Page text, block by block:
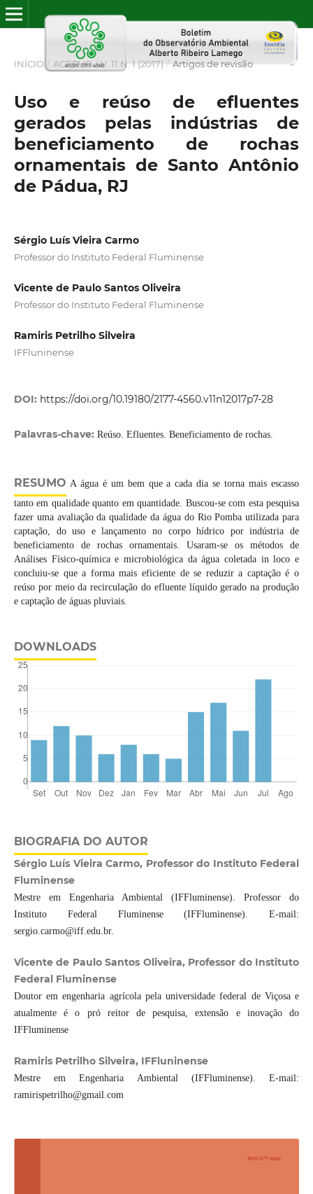
INÍCIO / ACERVO / V. 11 N. 1 (2017) / Artigos de revisão
Uso e reúso de efluentes
gerados pelas indústrias de
beneficiamento de rochas
ornamentais de Santo Antônio
de Pádua, RJ
Sérgio Luís Vieira Carmo
Professor do Instituto Federal Fluminense
Vicente de Paulo Santos Oliveira
Professor do Instituto Federal Fluminense
Ramiris Petrilho Silveira
IFFluninense
DOI: https://doi.org/10.19180/2177-4560.v11n12017p7-28
Palavras-chave: Reúso. Efluentes. Beneficiamento de rochas.
RESUMO A água é um bem que a cada dia se torna mais escasso
tanto em qualidade quanto em quantidade. Buscou-se com esta pesquisa
fazer uma avaliação da qualidade da água do Rio Pomba utilizada para
captação, do uso e lançamento no corpo hídrico por indústria de
beneficiamento de rochas ornamentais. Usaram-se os métodos de
Análises Físico-química e microbiológica da água coletada in loco e
concluiu-se que a forma mais eficiente de se reduzir a captação é o
reúso por meio da recirculação do efluente líquido gerado na produção
e captação de águas pluviais.
DOWNLOADS
BIOGRAFIA DO AUTOR
Sérgio Luís Vieira Carmo, Professor do Instituto Federal
Fluminense
Mestre em Engenharia Ambiental (IFFluminense). Professor do
Instituto Federal Fluminense (IFFluminense). E-mail:
sergio.carmo@iff.edu.br.
Vicente de Paulo Santos Oliveira, Professor do Instituto
Federal Fluminense
Doutor em engenharia agrícola pela universidade federal de Viçosa e
atualmente é o pró reitor de pesquisa, extensão e inovação do
IFFluminense
Ramiris Petrilho Silveira, IFFluninense
Mestre em Engenharia Ambiental (IFFluminense). E-mail:
ramirispetrilho@gmail.com